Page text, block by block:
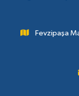
Fevzipaşa